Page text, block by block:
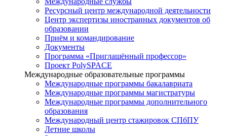
Ресурсный центр международной деятельности
Центр экспертизы иностранных документов об
образовании
Приём и командирование
Документы
Программа «Приглашённый профессор»
Проект PolySPACE
Международные образовательные программы
Международные программы бакалавриата
Международные программы магистратуры
Международные программы дополнительного
образования
Международный центр стажировок СПбПУ
Летние школы